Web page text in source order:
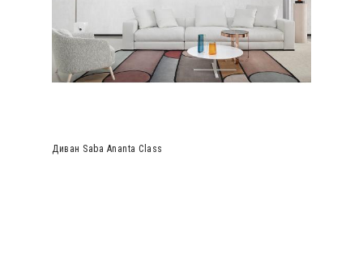
Диван Saba Ananta Class